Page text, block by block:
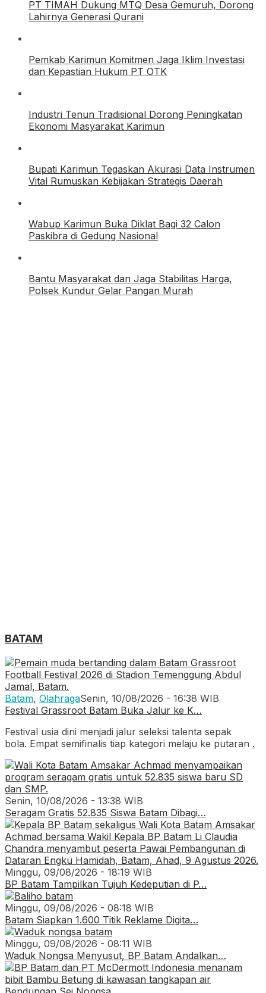
PT TIMAH Dukung MTQ Desa Gemuruh, Dorong
Lahirnya Generasi Qurani
Pemkab Karimun Komitmen Jaga Iklim Investasi
dan Kepastian Hukum PT OTK
Industri Tenun Tradisional Dorong Peningkatan
Ekonomi Masyarakat Karimun
Bupati Karimun Tegaskan Akurasi Data Instrumen
Vital Rumuskan Kebijakan Strategis Daerah
Wabup Karimun Buka Diklat Bagi 32 Calon
Paskibra di Gedung Nasional
Bantu Masyarakat dan Jaga Stabilitas Harga,
Polsek Kundur Gelar Pangan Murah
BATAM
Batam, OlahragaSenin, 10/08/2026 - 16:38 WIB
Festival Grassroot Batam Buka Jalur ke K…
Festival usia dini menjadi jalur seleksi talenta sepak
bola. Empat semifinalis tiap kategori melaju ke putaran .
Senin, 10/08/2026 - 13:38 WIB
Seragam Gratis 52.835 Siswa Batam Dibagi…
Minggu, 09/08/2026 - 18:19 WIB
BP Batam Tampilkan Tujuh Kedeputian di P…
Minggu, 09/08/2026 - 08:18 WIB
Batam Siapkan 1.600 Titik Reklame Digita…
Minggu, 09/08/2026 - 08:11 WIB
Waduk Nongsa Menyusut, BP Batam Andalkan…